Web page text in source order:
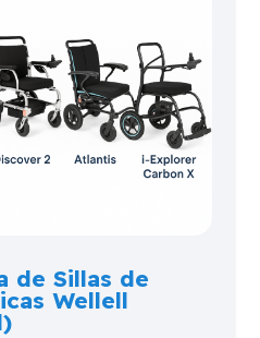
de Sillas de
Wellell